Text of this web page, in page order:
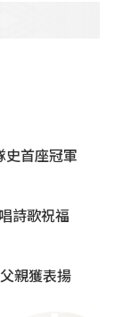
史首座冠軍
詩歌祝福
親獲表揚